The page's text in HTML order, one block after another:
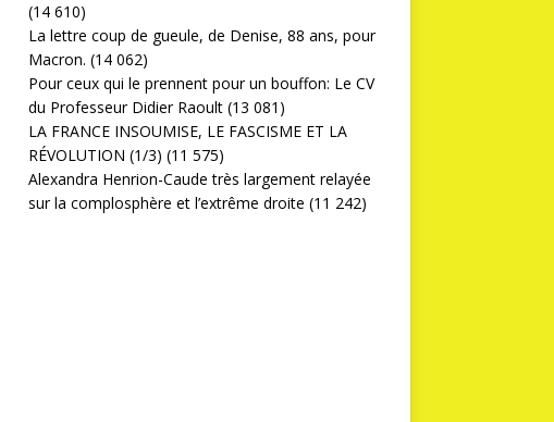
(14 610)
La lettre coup de gueule, de Denise, 88 ans, pour
Macron. (14 062)
Pour ceux qui le prennent pour un bouffon: Le CV
du Professeur Didier Raoult (13 081)
LA FRANCE INSOUMISE, LE FASCISME ET LA
RÉVOLUTION (1/3) (11 575)
Alexandra Henrion-Caude très largement relayée
sur la complosphère et l’extrême droite (11 242)